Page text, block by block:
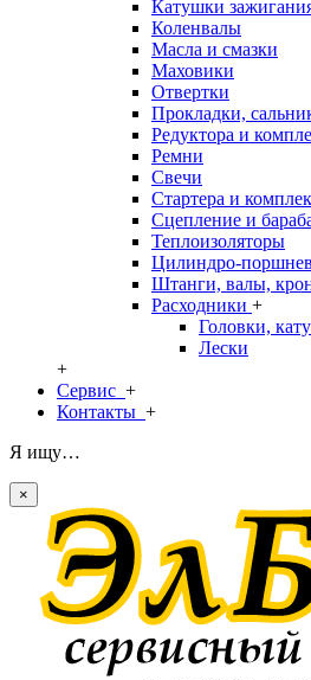
Катушки
Коленвалы
Масла и смазки
Маховики
Отвертки
Прокладки,
Редуктора и
Ремни
Свечи
Стартера и
Сцепление и
Теплоизоляторы
Цилиндро-
Штанги, валы,
Расходники +
Головки,
Лески
+
Сервис +
Контакты +
Я ищу…
×